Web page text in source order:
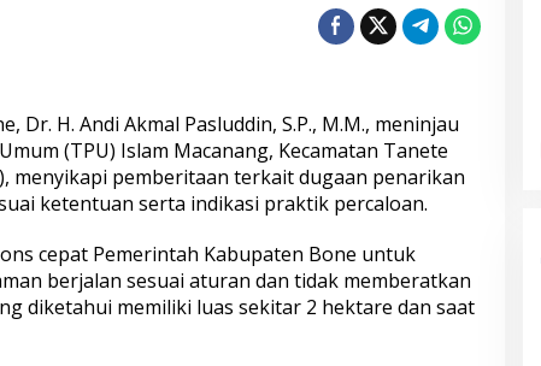
Dr. H. Andi Akmal Pasluddin, S.P., M.M., meninjau
(TPU) Islam Macanang, Kecamatan Tanete
menyikapi pemberitaan terkait dugaan penarikan
ketentuan serta indikasi praktik percaloan.
cepat Pemerintah Kabupaten Bone untuk
berjalan sesuai aturan dan tidak memberatkan
diketahui memiliki luas sekitar 2 hektare dan saat